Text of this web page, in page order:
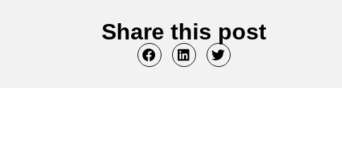
Share this post